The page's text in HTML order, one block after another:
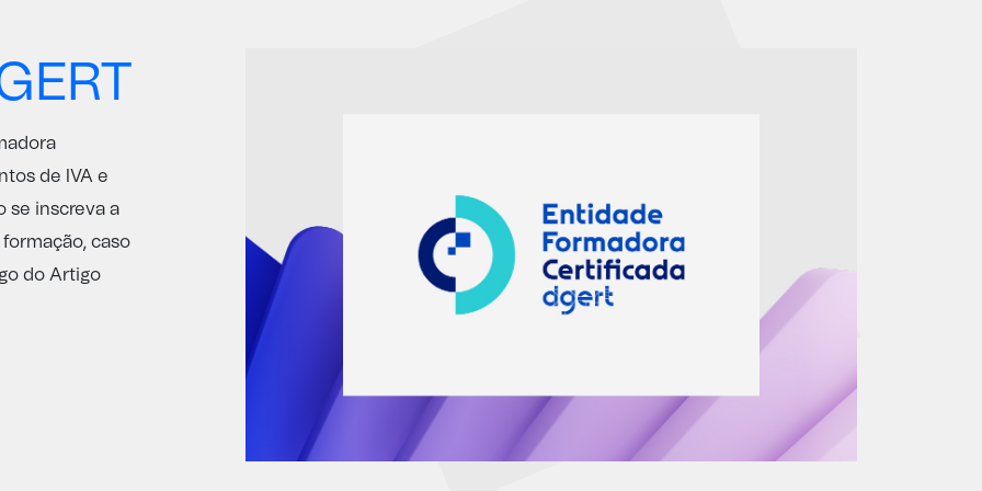
de IVA e
se inscreva a
caso
do Artigo